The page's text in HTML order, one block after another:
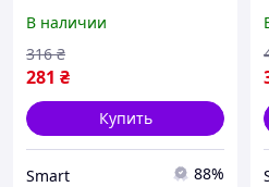
В наличии
281 ₴
316 ₴
Купить
Smart 88%